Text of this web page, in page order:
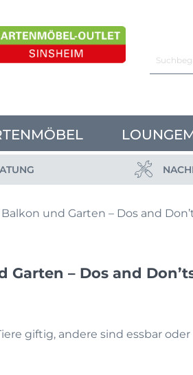
und Garten – Dos and
– Dos and
giftig, andere sind essbar